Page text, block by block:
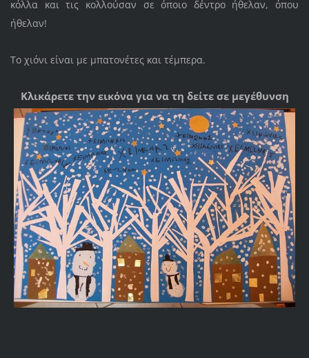
κόλλα και τις κολλούσαν σε όποιο δέντρο ήθελαν, όπου
ήθελαν!
Το χιόνι είναι με μπατονέτες και τέμπερα.
Κλικάρετε την εικόνα για να τη δείτε σε μεγέθυνση